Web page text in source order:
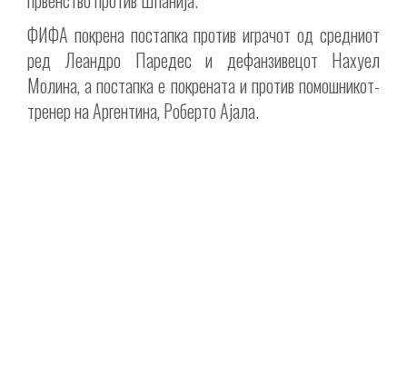
ФИФА покрена постапка против играчот од средниот
ред Леандро Паредес и дефанзивецот Нахуел
Молина, а постапка е покрената и против помошникот-
тренер на Аргентина, Роберто Ајала.